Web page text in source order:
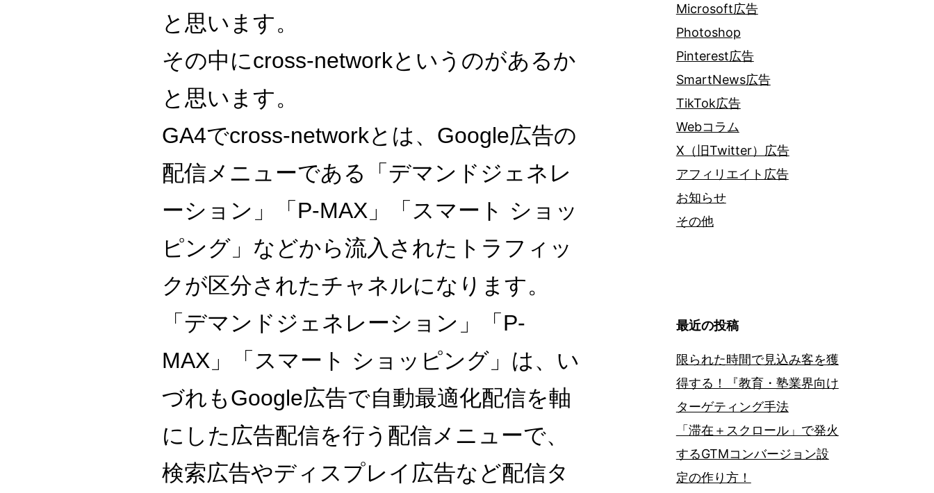
と思います。
その中にcross-networkというのがあるか
と思います。
GA4でcross-networkとは、Google広告の
配信メニューである「デマンドジェネレ
ーション」「P-MAX」「スマート ショッ
ピング」などから流入されたトラフィッ
クが区分されたチャネルになります。
「デマンドジェネレーション」「P-
MAX」「スマート ショッピング」は、い
づれもGoogle広告で自動最適化配信を軸
にした広告配信を行う配信メニューで、
検索広告やディスプレイ広告など配信タ
Microsoft広告
Photoshop
Pinterest広告
SmartNews広告
TikTok広告
Webコラム
X（旧Twitter）広告
アフィリエイト広告
お知らせ
その他
最近の投稿
限られた時間で見込み客を獲
得する！『教育・塾業界向け
ターゲティング手法
「滞在＋スクロール」で発火
するGTMコンバージョン設
定の作り方！